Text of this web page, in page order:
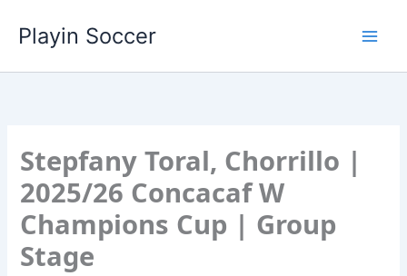
Playin Soccer
Stepfany Toral, Chorrillo |
2025/26 Concacaf W
Champions Cup | Group
Stage